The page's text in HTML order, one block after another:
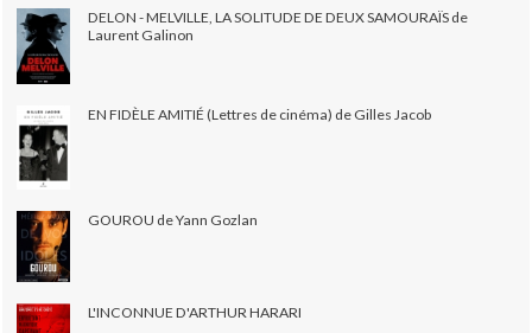
DELON - MELVILLE, LA SOLITUDE DE DEUX SAMOURAÏS de
Laurent Galinon
EN FIDÈLE AMITIÉ (Lettres de cinéma) de Gilles Jacob
GOUROU de Yann Gozlan
L'INCONNUE D'ARTHUR HARARI